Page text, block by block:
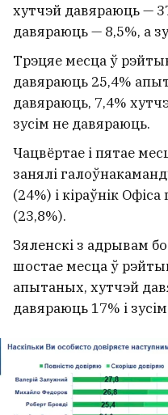
хутчэй давяраюць —
давяраюць — 8,5%, а
Трэцяе месца ў
давяраюць 25,4%
давяраюць, 7,4%
зусім не давяраюць.
Чацвёртае і пятае
занялі
(24%) і кіраўнік
(23,8%).
Зяленскі з адрывам
шостае месца ў
апытаных, хутчэй
давяраюць 17% і